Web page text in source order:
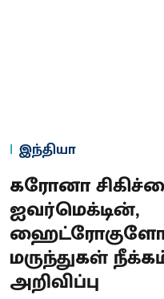
இந்தியா
கரோனா
ஐவர்மெக்டின்,
மருந்துகள்
அறிவிப்பு